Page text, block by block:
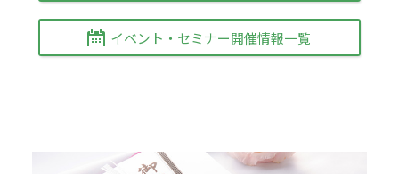
イベント・セミナー開催情報一覧